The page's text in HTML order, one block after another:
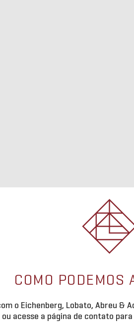
COMO PODEMOS
o Eichenberg, Lobato, Abreu &
ou acesse a página de contato